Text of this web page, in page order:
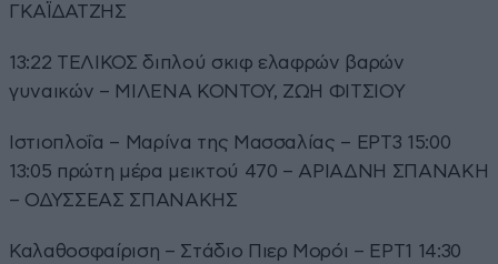
ΓΚΑΪΔΑΤΖΗΣ
13:22 ΤΕΛΙΚΟΣ διπλού σκιφ ελαφρών βαρών
γυναικών – ΜΙΛΕΝΑ ΚΟΝΤΟΥ, ΖΩΗ ΦΙΤΣΙΟΥ
Ιστιοπλοΐα – Μαρίνα της Μασσαλίας – ΕΡΤ3 15:00
13:05 πρώτη μέρα μεικτού 470 – ΑΡΙΑΔΝΗ ΣΠΑΝΑΚΗ
– ΟΔΥΣΣΕΑΣ ΣΠΑΝΑΚΗΣ
Καλαθοσφαίριση – Στάδιο Πιερ Μορόι – ΕΡΤ1 14:30